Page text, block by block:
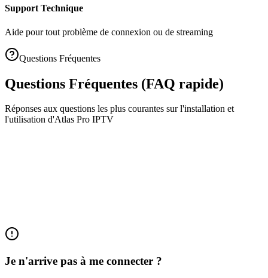
Support Technique
Aide pour tout problème de connexion ou de streaming
Questions Fréquentes
Questions Fréquentes (FAQ rapide)
Réponses aux questions les plus courantes sur l'installation et
l'utilisation d'Atlas Pro IPTV
Je n'arrive pas à me connecter ?